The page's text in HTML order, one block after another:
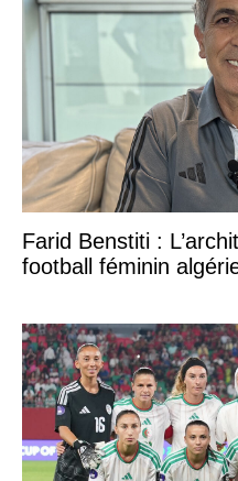
Farid Benstiti :
football féminin